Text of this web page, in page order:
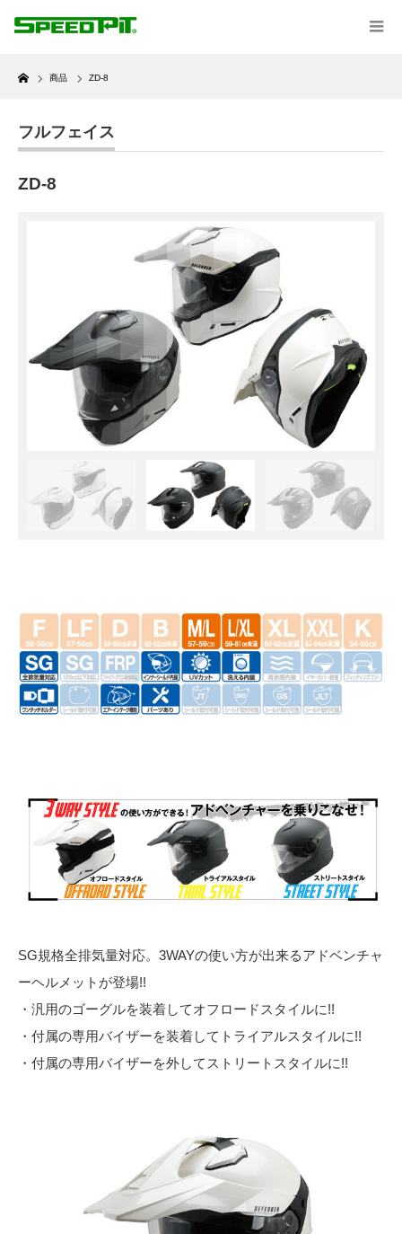
Home
商品 ZD-8
フルフェイス
ZD-8
SG規格全排気量対応。3WAYの使い方が出来るアドベンチャ
ーヘルメットが登場!!
・汎用のゴーグルを装着してオフロードスタイルに!!
・付属の専用バイザーを装着してトライアルスタイルに!!
・付属の専用バイザーを外してストリートスタイルに!!